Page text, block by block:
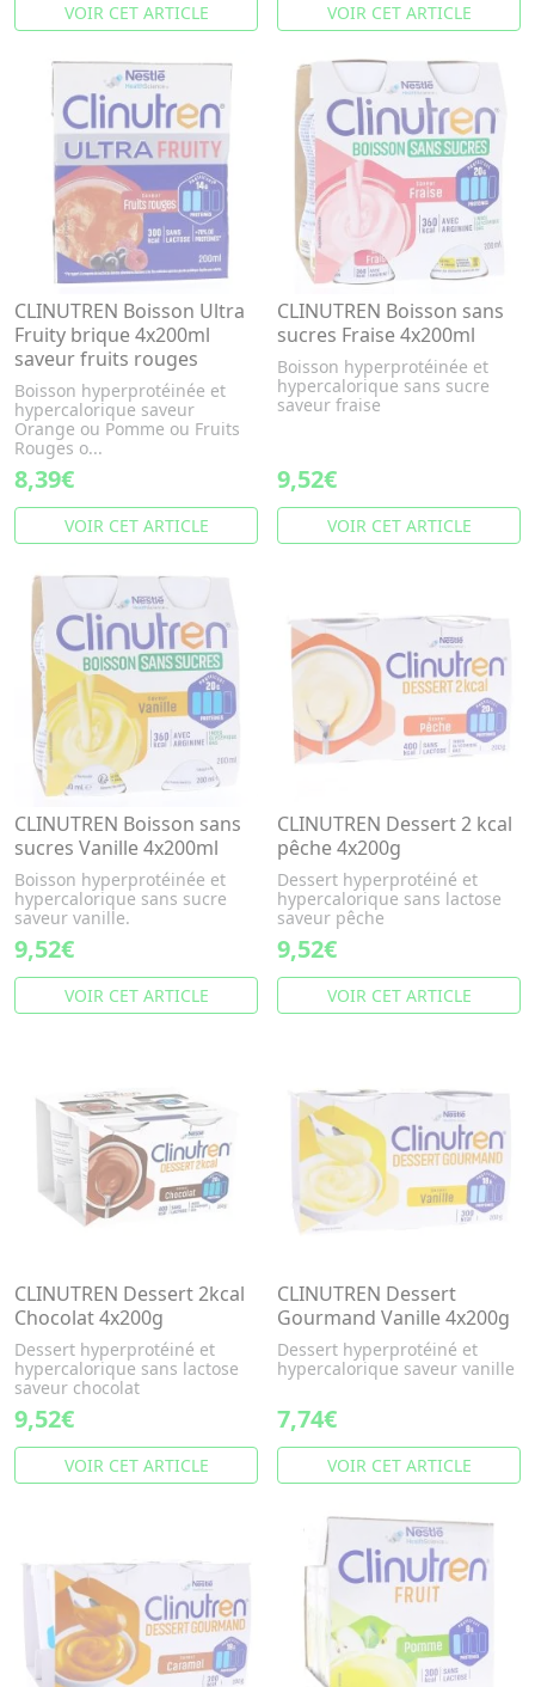
VOIR CET ARTICLE VOIR CET ARTICLE
CLINUTREN Boisson Ultra
Fruity brique 4x200ml
saveur fruits rouges
Boisson hyperprotéinée et
hypercalorique saveur
Orange ou Pomme ou Fruits
Rouges o...
8,39€
VOIR CET ARTICLE
CLINUTREN Boisson sans
sucres Fraise 4x200ml
Boisson hyperprotéinée et
hypercalorique sans sucre
saveur fraise
9,52€
VOIR CET ARTICLE
CLINUTREN Boisson sans
sucres Vanille 4x200ml
Boisson hyperprotéinée et
hypercalorique sans sucre
saveur vanille.
9,52€
VOIR CET ARTICLE
CLINUTREN Dessert 2 kcal
pêche 4x200g
Dessert hyperprotéiné et
hypercalorique sans lactose
saveur pêche
9,52€
VOIR CET ARTICLE
CLINUTREN Dessert 2kcal
Chocolat 4x200g
Dessert hyperprotéiné et
hypercalorique sans lactose
saveur chocolat
9,52€
VOIR CET ARTICLE
CLINUTREN Dessert
Gourmand Vanille 4x200g
Dessert hyperprotéiné et
hypercalorique saveur vanille
7,74€
VOIR CET ARTICLE